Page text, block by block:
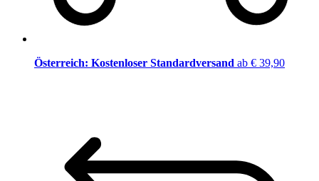
Österreich: Kostenloser Standardversand ab € 39,90